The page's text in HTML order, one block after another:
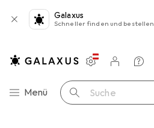
Galaxus
Schneller finden und bestellen
Navigation nach Kategorien
Menü Suche
Einstellungen
Kundenkonto
Vergleichslisten
Merklisten
Warenkorb